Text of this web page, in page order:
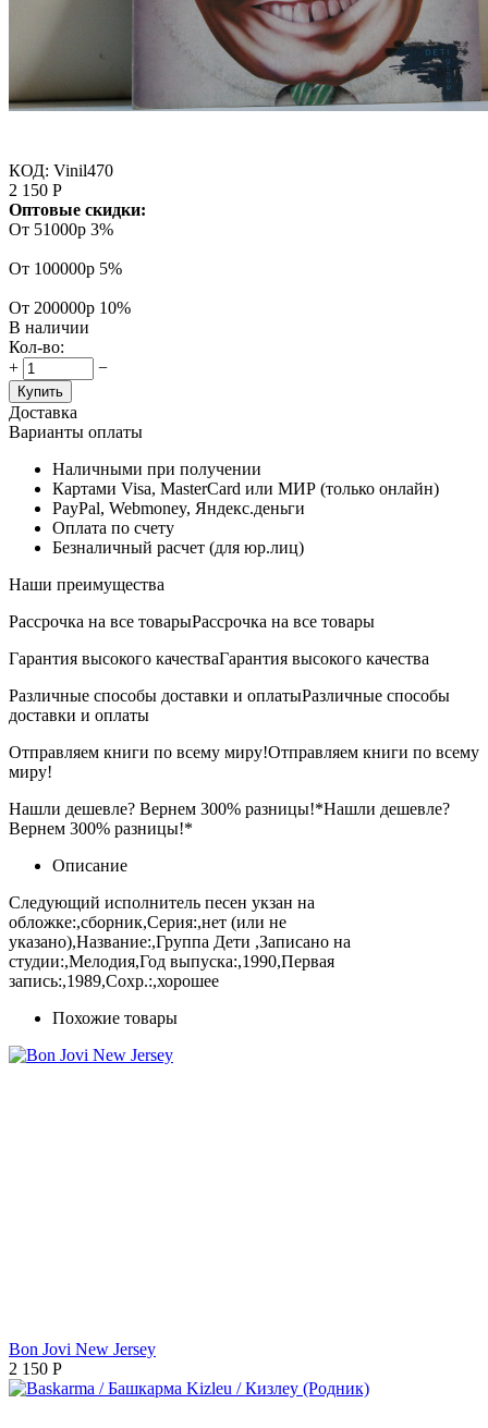
КОД: Vinil470
2 150 Р
Оптовые скидки:
От 51000р 3%
От 100000р 5%
От 200000р 10%
В наличии
Кол-во:
+
−
Купить
Доставка
Варианты оплаты
Наличными при получении
Картами Visa, MasterCard или МИР (только онлайн)
PayPal, Webmoney, Яндекс.деньги
Оплата по счету
Безналичный расчет (для юр.лиц)
Наши преимущества
Рассрочка на все товарыРассрочка на все товары
Гарантия высокого качестваГарантия высокого качества
Различные способы доставки и оплатыРазличные способы
доставки и оплаты
Отправляем книги по всему миру!Отправляем книги по всему
миру!
Нашли дешевле? Вернем 300% разницы!*Нашли дешевле?
Вернем 300% разницы!*
Описание
Следующий исполнитель песен укзан на
обложке:,сборник,Серия:,нет (или не
указано),Название:,Группа Дети ,Записано на
студии:,Мелодия,Год выпуска:,1990,Первая
запись:,1989,Сохр.:,хорошее
Похожие товары
Bon Jovi New Jersey
2 150 Р